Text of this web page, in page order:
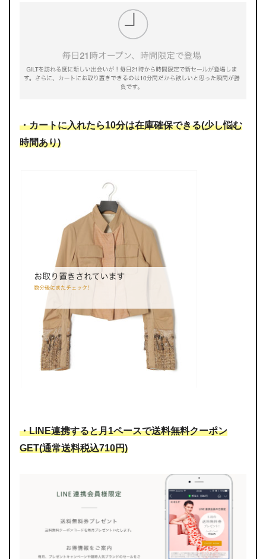
・カートに入れたら10分は在庫確保できる(少し悩む
時間あり)
・LINE連携すると月1ペースで送料無料クーポン
GET(通常送料税込710円)